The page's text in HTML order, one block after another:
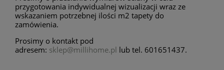
przygotowania indywidualnej wizualizacji wraz ze
wskazaniem potrzebnej ilości m2 tapety do
zamówienia.
Prosimy o kontakt pod
adresem: sklep@millihome.pl lub tel. 601651437.